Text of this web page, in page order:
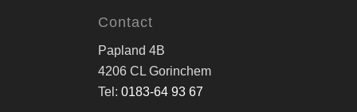
Contact
Papland 4B
4206 CL Gorinchem
Tel:0183-64 93 67